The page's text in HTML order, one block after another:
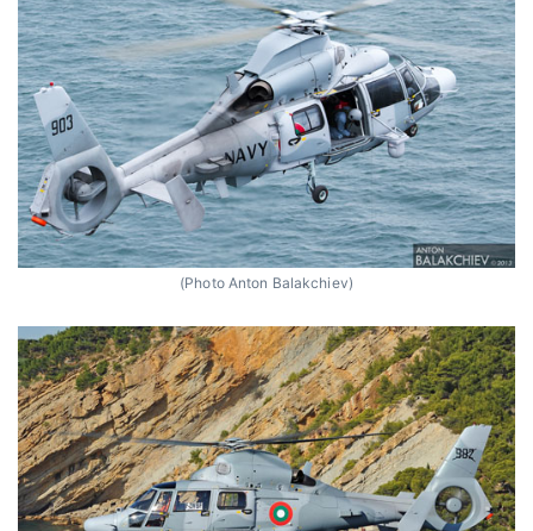
(Photo Anton Balakchiev)